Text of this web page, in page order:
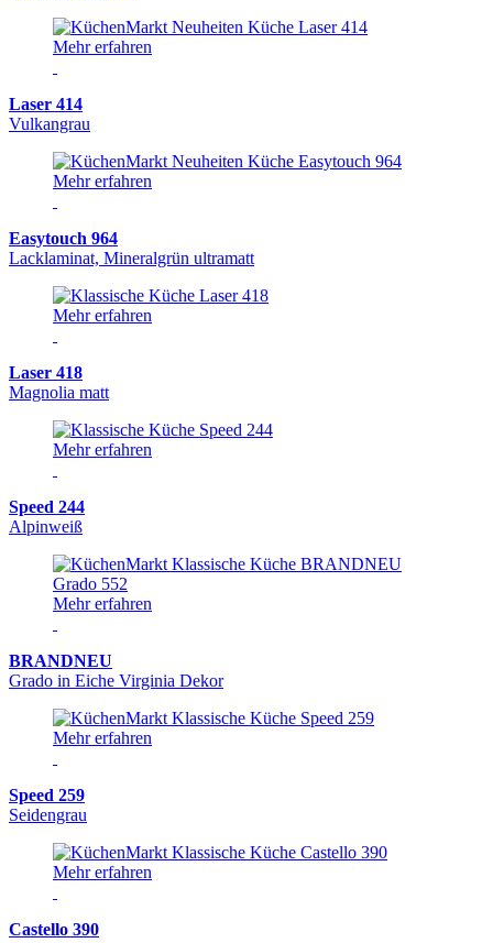
Mehr erfahren
Laser 414
Vulkangrau
Mehr erfahren
Easytouch 964
Lacklaminat, Mineralgrün ultramatt
Mehr erfahren
Laser 418
Magnolia matt
Mehr erfahren
Speed 244
Alpinweiß
Mehr erfahren
BRANDNEU
Grado in Eiche Virginia Dekor
Mehr erfahren
Speed 259
Seidengrau
Mehr erfahren
Castello 390